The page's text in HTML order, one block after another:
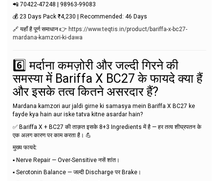
📲 70422-47248 | 98963-99083
💰 23 Days Pack ₹4,230 | Recommended: 46 Days
🔗 यहाँ है पूर्ण समाधान 👉 https://www.teqtis.in/product/bariffa-x-bc27-
mardana-kamzori-ki-dawa
6️⃣ मर्दाना कमज़ोरी और जल्दी गिरने की
समस्या में Bariffa X BC27 के फायदे क्या हैं
और इसके तत्व कितने असरदार हैं?
Mardana kamzori aur jaldi girne ki samasya mein Bariffa X BC27 ke
fayde kya hain aur iske tatva kitne asardar hain?
✅ Bariffa X + BC27 की ताक़त इसके 8+3 Ingredients में है — हर तत्व शीघ्रपतन के
एक अलग कारण पर काम करता है। 💪
मुख्य फायदे:
▪️ Nerve Repair — Over-Sensitive नसें शांत।
▪️ Serotonin Balance — जल्दी Discharge पर Brake।